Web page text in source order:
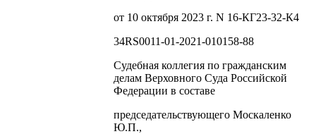
от 10 октября 2023 г. N 16-КГ23-32-К4
34RS0011-01-2021-010158-88
Судебная коллегия по гражданским
делам Верховного Суда Российской
Федерации в составе
председательствующего Москаленко
Ю.П.,